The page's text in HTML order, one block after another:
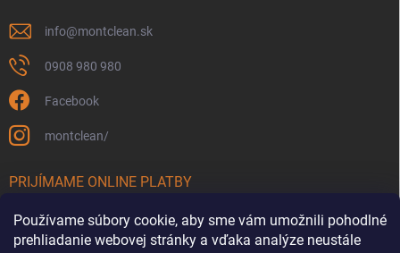
Používame súbory cookie, aby sme vám umožnili pohodlné
prehliadanie webovej stránky a vďaka analýze neustále
info@montclean.sk
0908 980 980
Facebook
montclean/
PRIJÍMAME ONLINE PLATBY